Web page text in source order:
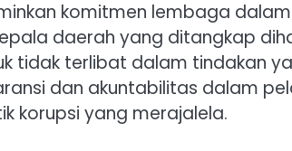
komitmen lembaga
daerah yang ditangkap
tidak terlibat dalam tindakan
dan akuntabilitas dalam
korupsi yang merajalela.